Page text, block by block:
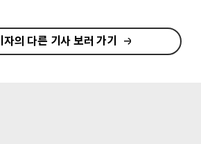
의 다른 기사 보러 가기